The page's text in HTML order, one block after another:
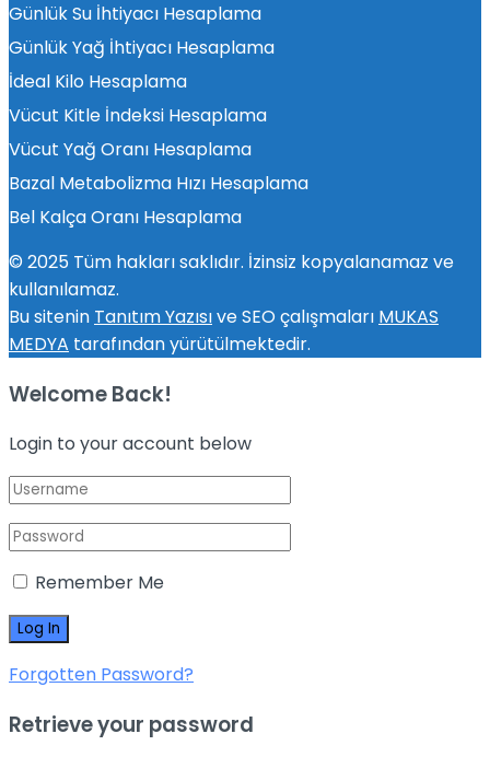
Günlük Su İhtiyacı Hesaplama
Günlük Yağ İhtiyacı Hesaplama
İdeal Kilo Hesaplama
Vücut Kitle İndeksi Hesaplama
Vücut Yağ Oranı Hesaplama
Bazal Metabolizma Hızı Hesaplama
Bel Kalça Oranı Hesaplama
© 2025 Tüm hakları saklıdır. İzinsiz kopyalanamaz ve
kullanılamaz.
Bu sitenin Tanıtım Yazısıve SEO çalışmaları MUKAS
MEDYA tarafından yürütülmektedir.
Welcome Back!
Login to your account below
Remember Me
Forgotten Password?
Retrieve your password